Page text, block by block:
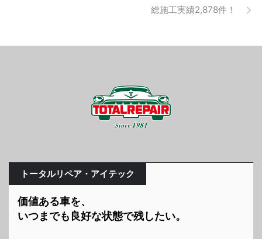
総施工実績2,878件！
トータルリペア・アイテック
価値ある車を、
いつまでも良好な状態で残したい。